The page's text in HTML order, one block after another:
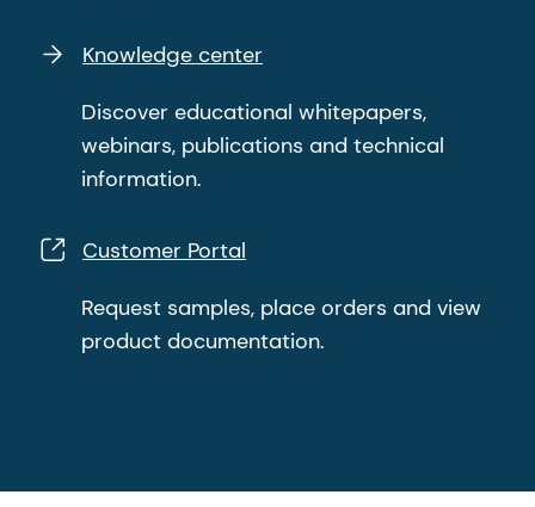
Knowledge center
Discover educational whitepapers,
webinars, publications and technical
information.
Customer Portal
Request samples, place orders and view
product documentation.